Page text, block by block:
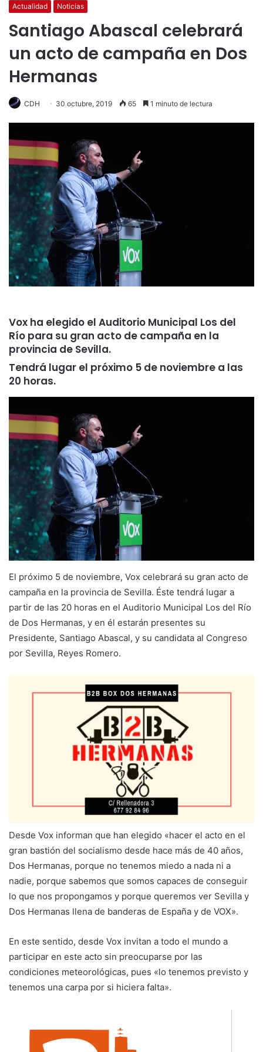
Actualidad Noticias
Santiago Abascal celebrará
un acto de campaña en Dos
Hermanas
CDH 30 octubre, 2019 65 1 minuto de lectura
Vox ha elegido el Auditorio Municipal Los del
Río para su gran acto de campaña en la
provincia de Sevilla.
Tendrá lugar el próximo 5 de noviembre a las
20 horas.
El próximo 5 de noviembre, Vox celebrará su gran acto de
campaña en la provincia de Sevilla. Éste tendrá lugar a
partir de las 20 horas en el Auditorio Municipal Los del Río
de Dos Hermanas, y en él estarán presentes su
Presidente, Santiago Abascal, y su candidata al Congreso
por Sevilla, Reyes Romero.
Desde Vox informan que han elegido «hacer el acto en el
gran bastión del socialismo desde hace más de 40 años,
Dos Hermanas, porque no tenemos miedo a nada ni a
nadie, porque sabemos que somos capaces de conseguir
lo que nos propongamos y porque queremos ver Sevilla y
Dos Hermanas llena de banderas de España y de VOX».
En este sentido, desde Vox invitan a todo el mundo a
participar en este acto sin preocuparse por las
condiciones meteorológicas, pues «lo tenemos previsto y
tenemos una carpa por si hiciera falta».